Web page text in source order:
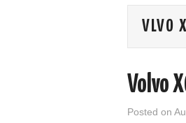
VLVO
Volvo
Posted on